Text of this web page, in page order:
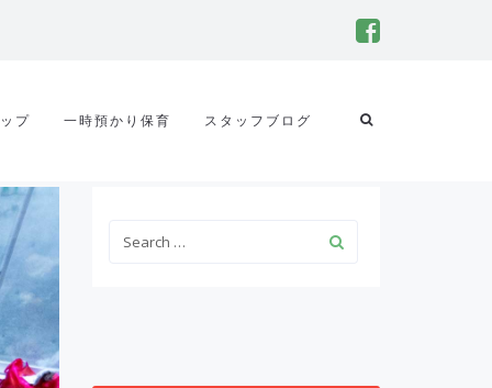
プ 一時預かり保育 スタッフブログ